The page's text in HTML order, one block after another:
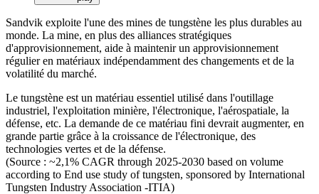
Sandvik exploite l'une des mines de tungstène les plus durables au
monde. La mine, en plus des alliances stratégiques
d'approvisionnement, aide à maintenir un approvisionnement
régulier en matériaux indépendamment des changements et de la
volatilité du marché.
Le tungstène est un matériau essentiel utilisé dans l'outillage
industriel, l'exploitation minière, l'électronique, l'aérospatiale, la
défense, etc. La demande de ce matériau fini devrait augmenter, en
grande partie grâce à la croissance de l'électronique, des
technologies vertes et de la défense.
(Source : ~2,1% CAGR through 2025-2030 based on volume
according to End use study of tungsten, sponsored by International
Tungsten Industry Association -ITIA)